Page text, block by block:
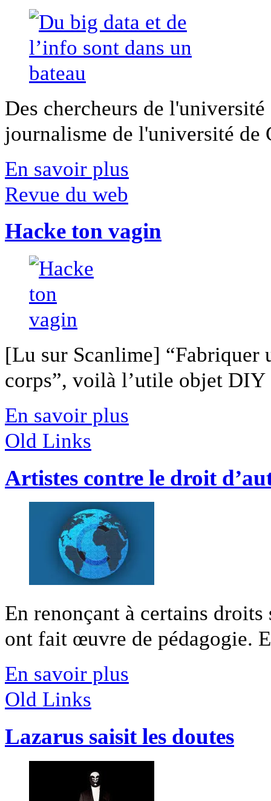
Des chercheurs de
journalisme de l'université
En savoir plus
Revue du web
Hacke ton vagin
[Lu sur Scanlime] “Fabriquer
corps”, voilà l’utile objet
En savoir plus
Old Links
Artistes contre le droit
En renonçant à certains
ont fait œuvre de pédagogie.
En savoir plus
Old Links
Lazarus saisit les doutes